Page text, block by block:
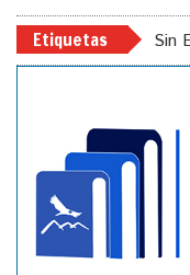
Etiquetas Sin